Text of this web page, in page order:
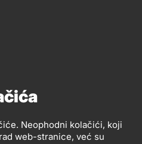
Neophodni kolačići, koji
web-stranice, već su
Ilidža, Sarajevo